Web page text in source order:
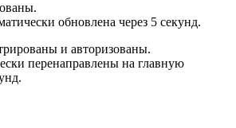
обновлена через 5 секунд.
и авторизованы.
перенаправлены на главную